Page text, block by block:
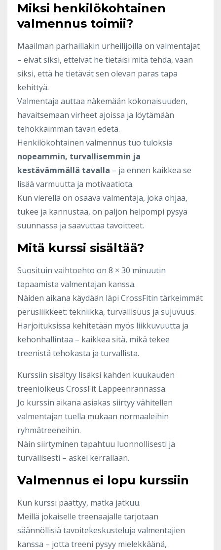
Miksi henkilökohtainen
valmennus toimii?
Maailman parhaillakin urheilijoilla on valmentajat
– eivät siksi, etteivät he tietäisi mitä tehdä, vaan
siksi, että he tietävät sen olevan paras tapa
kehittyä.
Valmentaja auttaa näkemään kokonaisuuden,
havaitsemaan virheet ajoissa ja löytämään
tehokkaimman tavan edetä.
Henkilökohtainen valmennus tuo tuloksia
nopeammin, turvallisemmin ja
kestävämmällä tavalla – ja ennen kaikkea se
lisää varmuutta ja motivaatiota.
Kun vierellä on osaava valmentaja, joka ohjaa,
tukee ja kannustaa, on paljon helpompi pysyä
suunnassa ja saavuttaa tavoitteet.
Mitä kurssi sisältää?
Suosituin vaihtoehto on 8 × 30 minuutin
tapaamista valmentajan kanssa.
Näiden aikana käydään läpi CrossFitin tärkeimmät
perusliikkeet: tekniikka, turvallisuus ja sujuvuus.
Harjoituksissa kehitetään myös liikkuvuutta ja
kehonhallintaa – kaikkea sitä, mikä tekee
treenistä tehokasta ja turvallista.
Kurssiin sisältyy lisäksi kahden kuukauden
treenioikeus CrossFit Lappeenrannassa.
Jo kurssin aikana asiakas siirtyy vähitellen
valmentajan tuella mukaan normaaleihin
ryhmätreeneihin.
Näin siirtyminen tapahtuu luonnollisesti ja
turvallisesti – askel kerrallaan.
Valmennus ei lopu kurssiin
Kun kurssi päättyy, matka jatkuu.
Meillä jokaiselle treenaajalle tarjotaan
säännöllisiä tavoitekeskusteluja valmentajien
kanssa – jotta treeni pysyy mielekkäänä,